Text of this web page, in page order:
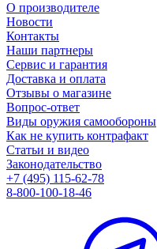
О производителе
Новости
Контакты
Наши партнеры
Сервис и гарантия
Доставка и оплата
Отзывы о магазине
Вопрос-ответ
Виды оружия самообороны
Как не купить контрафакт
Статьи и видео
Законодательство
+7 (495) 115-62-78
8-800-100-18-46